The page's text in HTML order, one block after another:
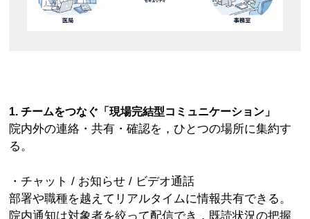
1. チームをつなぐ「現場完結型コミュニケーション」
院内外の連絡・共有・確認を，ひとつの場所に集約す
る。
・チャット / お知らせ / ビデオ通話
部署や職種を越えてリアルタイムに情報共有できる。
院内通知は対象者を絞って配信でき，既読状況の把握